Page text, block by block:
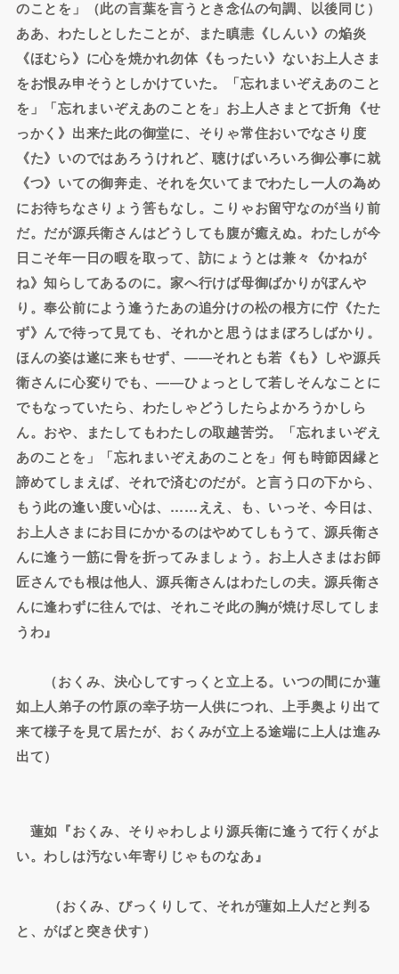
のことを」（此の言葉を言うとき念仏の句調、以後同じ）
ああ、わたしとしたことが、また瞋恚《しんい》の焔炎
《ほむら》に心を焼かれ勿体《もったい》ないお上人さま
をお恨み申そうとしかけていた。「忘れまいぞえあのこと
を」「忘れまいぞえあのことを」お上人さまとて折角《せ
っかく》出来た此の御堂に、そりゃ常住おいでなさり度
《た》いのではあろうけれど、聴けばいろいろ御公事に就
《つ》いての御奔走、それを欠いてまでわたし一人の為め
にお待ちなさりょう筈もなし。こりゃお留守なのが当り前
だ。だが源兵衛さんはどうしても腹が癒えぬ。わたしが今
日こそ年一日の暇を取って、訪にょうとは兼々《かねが
ね》知らしてあるのに。家へ行けば母御ばかりがぼんや
り。奉公前によう逢うたあの追分けの松の根方に佇《たた
ず》んで待って見ても、それかと思うはまぼろしばかり。
ほんの姿は遂に来もせず、――それとも若《も》しや源兵
衛さんに心変りでも、――ひょっとして若しそんなことに
でもなっていたら、わたしゃどうしたらよかろうかしら
ん。おや、またしてもわたしの取越苦労。「忘れまいぞえ
あのことを」「忘れまいぞえあのことを」何も時節因縁と
諦めてしまえば、それで済むのだが。と言う口の下から、
もう此の逢い度い心は、……ええ、も、いっそ、今日は、
お上人さまにお目にかかるのはやめてしもうて、源兵衛さ
んに逢う一筋に骨を折ってみましょう。お上人さまはお師
匠さんでも根は他人、源兵衛さんはわたしの夫。源兵衛さ
んに逢わずに往んでは、それこそ此の胸が焼け尽してしま
うわ』
（おくみ、決心してすっくと立上る。いつの間にか蓮
如上人弟子の竹原の幸子坊一人供につれ、上手奥より出て
来て様子を見て居たが、おくみが立上る途端に上人は進み
出て）
蓮如『おくみ、そりゃわしより源兵衛に逢うて行くがよ
い。わしは汚ない年寄りじゃものなあ』
（おくみ、びっくりして、それが蓮如上人だと判る
と、がばと突き伏す）